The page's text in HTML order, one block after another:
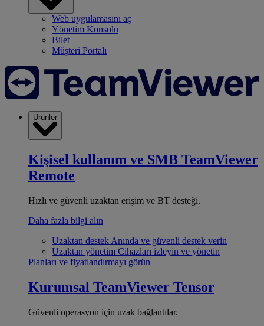
Web uygulamasını aç
Yönetim Konsolu
Bilet
Müşteri Portalı
Ürünler
Kişisel kullanım ve SMB TeamViewer
Remote
Hızlı ve güvenli uzaktan erişim ve BT desteği.
Daha fazla bilgi alın
Uzaktan destek Anında ve güvenli destek verin
Uzaktan yönetim Cihazları izleyin ve yönetin
Planları ve fiyatlandırmayı görün
Kurumsal TeamViewer Tensor
Güvenli operasyon için uzak bağlantılar.